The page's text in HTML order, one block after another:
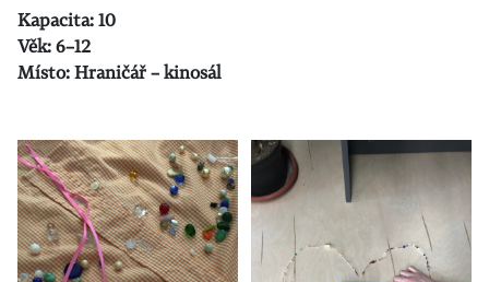
Kapacita: 10
Věk: 6–12
Místo: Hraničář – kinosál